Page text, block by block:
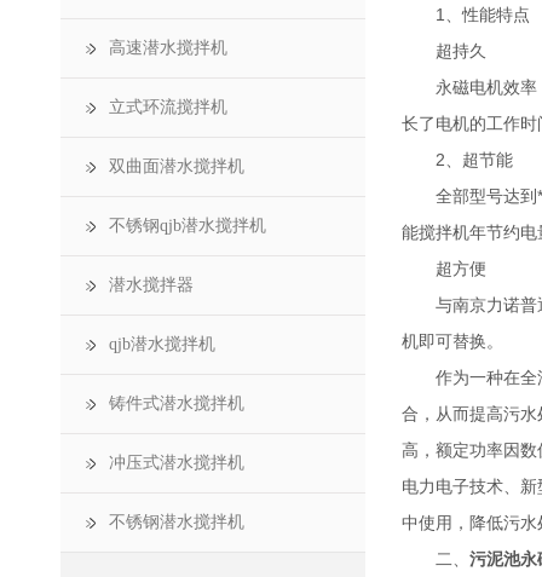
1、性能特点
超持久
永磁电机效率，
长了电机的工作
2、超节能
全部型号达到*
能搅拌机年节约
超方便
与南京力诺普通
机即可替换。
作为一种在全浸
合，从而提高污
高，额定功率因
电力电子技术、
中使用，降低污
二、 污泥池永
高速潜水搅拌机
立式环流搅拌机
双曲面潜水搅拌机
不锈钢qjb潜水搅拌机
潜水搅拌器
qjb潜水搅拌机
铸件式潜水搅拌机
冲压式潜水搅拌机
不锈钢潜水搅拌机